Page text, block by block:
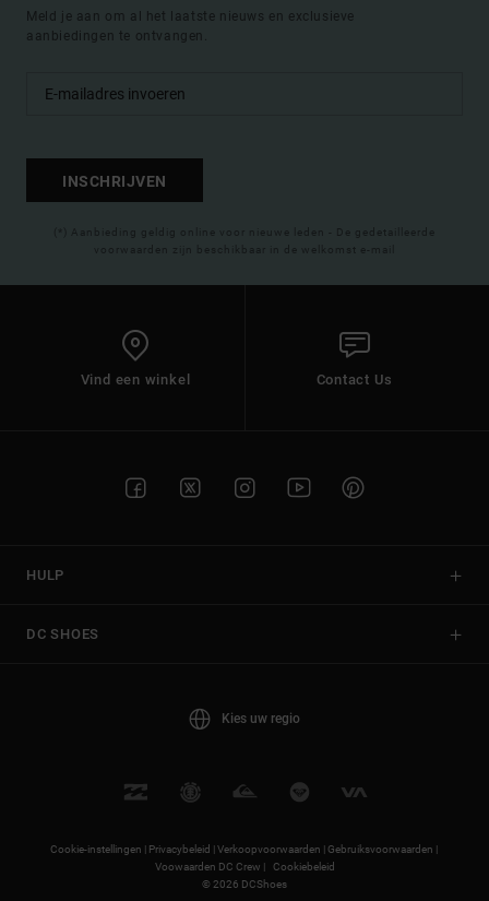
Meld je aan om al het laatste nieuws en exclusieve
aanbiedingen te ontvangen.
INSCHRIJVEN
(*) Aanbieding geldig online voor nieuwe leden - De gedetailleerde
voorwaarden zijn beschikbaar in de welkomst e-mail
Vind een winkel Contact Us
HULP
DC SHOES
Kies uw regio
Cookie-instellingen | Privacybeleid |Verkoopvoorwaarden |Gebruiksvoorwaarden |
Voowaarden DC Crew |
Cookiebeleid
© 2026 DCShoes